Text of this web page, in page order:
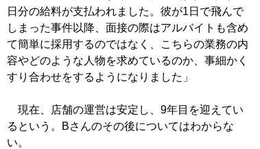
日分の給料が支払われました。彼が1日で飛んで
しまった事件以降、面接の際はアルバイトも含め
て簡単に採用するのではなく、こちらの業務の内
容やどのような人物を求めているのか、事細かく
すり合わせをするようになりました」
現在、店舗の運営は安定し、9年目を迎えてい
るという。Bさんのその後についてはわからな
い。